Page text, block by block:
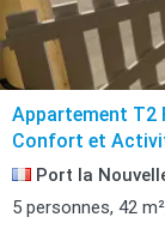
Appartement T2
Confort et
Port la
5 personnes, 42